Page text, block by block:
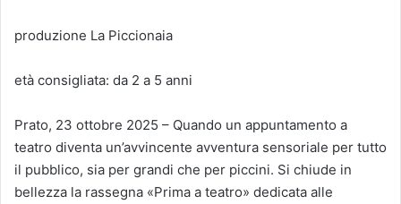
produzione La Piccionaia
età consigliata: da 2 a 5 anni
Prato, 23 ottobre 2025 – Quando un appuntamento a
teatro diventa un’avvincente avventura sensoriale per tutto
il pubblico, sia per grandi che per piccini. Si chiude in
bellezza la rassegna «Prima a teatro» dedicata alle